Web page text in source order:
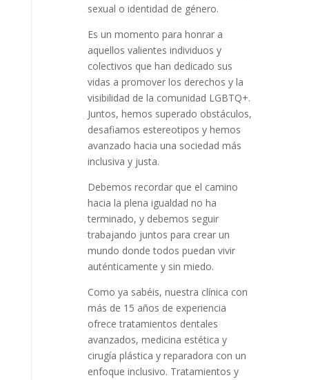
sexual o identidad de género.
Es un momento para honrar a
aquellos valientes individuos y
colectivos que han dedicado sus
vidas a promover los derechos y la
visibilidad de la comunidad LGBTQ+.
Juntos, hemos superado obstáculos,
desafiamos estereotipos y hemos
avanzado hacia una sociedad más
inclusiva y justa.
Debemos recordar que el camino
hacia la plena igualdad no ha
terminado, y debemos seguir
trabajando juntos para crear un
mundo donde todos puedan vivir
auténticamente y sin miedo.
Como ya sabéis, nuestra clínica con
más de 15 años de experiencia
ofrece tratamientos dentales
avanzados, medicina estética y
cirugía plástica y reparadora con un
enfoque inclusivo. Tratamientos y